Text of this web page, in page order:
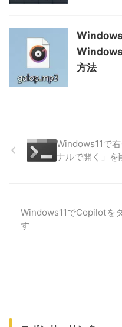
方法
Windows11で
ナルで開く」を
Windows11でCopilotを
す